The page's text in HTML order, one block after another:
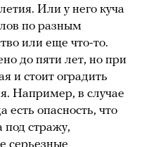
Или у него куча
по разным
или еще что-то.
до пяти лет, но при
и стоит оградить
Например, в случае
опасность, что
под стражу,
серьезные